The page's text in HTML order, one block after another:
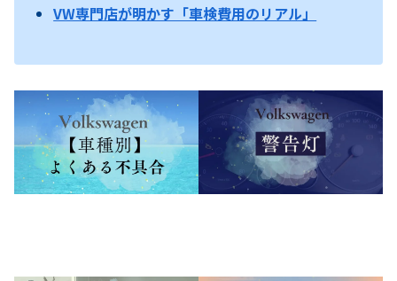
VW専門店が明かす「車検費用のリアル」